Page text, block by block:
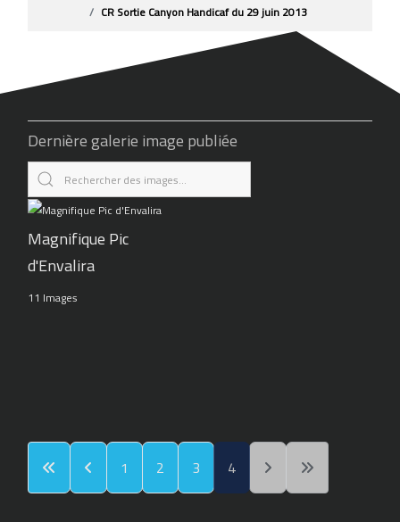
CR Sortie Canyon Handicaf du 29 juin 2013
Dernière galerie image publiée
Magnifique Pic
d'Envalira
11 Images
1 2 3 4